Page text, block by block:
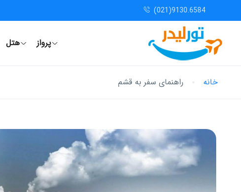
(021)9130.6584
پرواز هتل
خانه راهنمای سفر به قشم